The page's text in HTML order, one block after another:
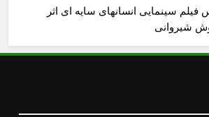
فیلم سینمایی انسانهای سایه ای اثر
شیروانی